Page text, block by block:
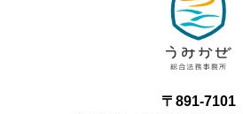
〒891-7101